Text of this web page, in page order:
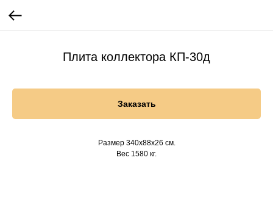
Плита коллектора КП-30д
Заказать
Размер 340х88х26 см.
Вес 1580 кг.